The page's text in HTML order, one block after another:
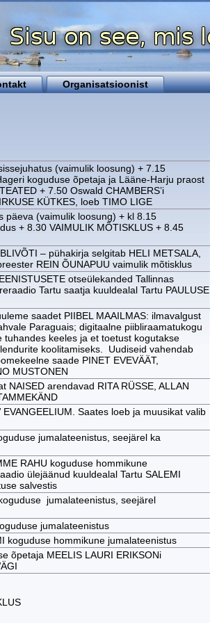
Organisatsioonist
(vaimulik loosung) + 7.15
koguduse õpetaja ja Lääne-Harju praost
+ 7.50 Oswald CHAMBERS’i
KÜTKES, loeb TIMO LIGE
päeva (vaimulik loosung) + kl 8.15
+ 8.30 VAIMULIK MÕTISKLUS + 8.45
– pühakirja selgitab HELI METSALA,
REIN ÕUNAPUU vaimulik mõtisklus
otseülekanded Tallinnas
Tartu saatja kuuldealal Tartu PAULUSE
saadet PIIBEL MAAILMAS: ilmavalgust
Paraguais; digitaalne piibliraamatukogu
tuhandes keeles ja et toetust kogutakse
koolitamiseks. Uudiseid vahendab
saade PINET EVEVÄÄT,
MUSTONEN
NAISED arendavad RITA RÜSSE, ALLAN
EVANGEELIUM. Saates loeb ja muusikat valib
jumalateenistus, seejärel ka
RAHU koguduse hommikune
ülejäänud kuuldealal Tartu SALEMI
salvestis
jumalateenistus, seejärel
jumalateenistus
koguduse hommikune jumalateenistus
õpetaja MEELIS LAURI ERIKSONi